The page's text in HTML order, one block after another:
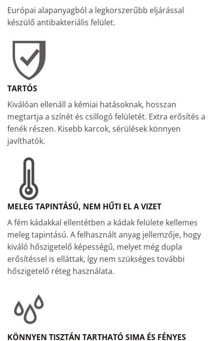
Európai alapanyagból a legkorszerűbb eljárással
készülő antibakteriális felület.
TARTÓS
Kiválóan ellenáll a kémiai hatásoknak, hosszan
megtartja a színét és csillogó felületét. Extra erősítés a
fenék részen. Kisebb karcok, sérülések könnyen
javíthatók.
MELEG TAPINTÁSÚ, NEM HŰTI EL A VIZET
A fém kádakkal ellentétben a kádak felülete kellemes
meleg tapintású. A felhasznált anyag jellemzője, hogy
kiváló hőszigetelő képességű, melyet még dupla
erősítéssel is elláttak, így nem szükséges további
hőszigetelő réteg használata.
KÖNNYEN TISZTÁN TARTHATÓ SIMA ÉS FÉNYES